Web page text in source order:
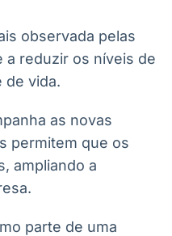
observada pelas
a reduzir os níveis de
de vida.
as novas
permitem que os
ampliando a
parte de uma